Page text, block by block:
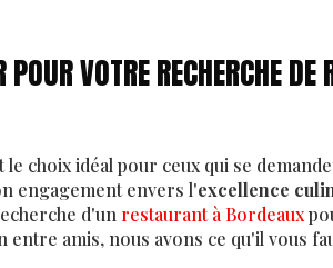
VOTRE RECHERCHE DE
le choix idéal pour ceux qui se
engagement envers l'excellence
d'un restaurant à Bordeaux
amis, nous avons ce qu'il vous